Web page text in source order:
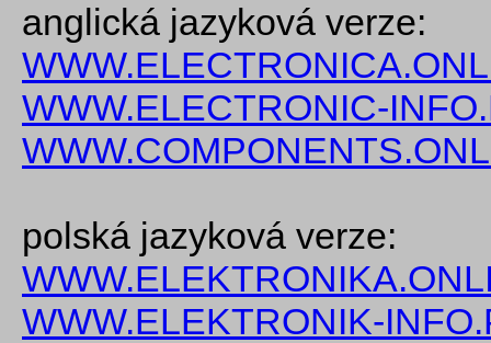
anglická jazyková verze:
WWW.ELECTRONIC-
polská jazyková verze:
WWW.ELEKTRONIK-